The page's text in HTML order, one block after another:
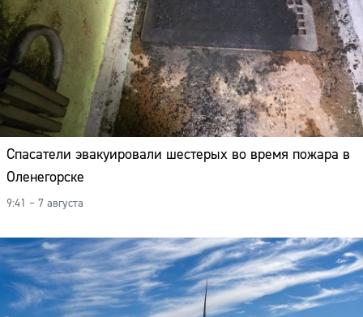
Спасатели эвакуировали шестерых во время пожара в
Оленегорске
9:41 – 7 августа